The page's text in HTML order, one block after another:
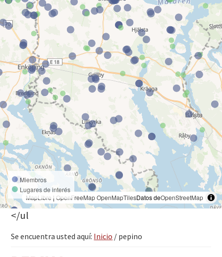
Miembros
Lugares de interés
MapLibre | OpenFreeMapOpenMapTilesDatos deOpenStreetMap
</ul
Se encuentra usted aquí: Inicio / pepino